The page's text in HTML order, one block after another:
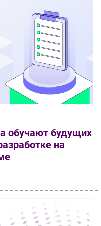
обучают будущих
на